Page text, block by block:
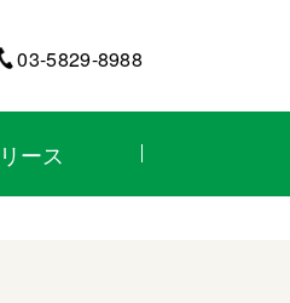
03-5829-8988
ース